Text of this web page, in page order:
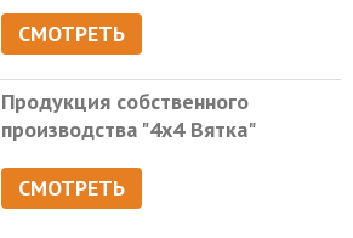
СМОТРЕТЬ
Продукция собственного
производства "4х4 Вятка"
СМОТРЕТЬ